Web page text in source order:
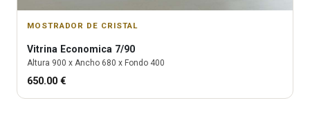
MOSTRADOR DE CRISTAL
Vitrina Economica 7/90
Altura 900 x Ancho 680 x Fondo 400
650.00 €